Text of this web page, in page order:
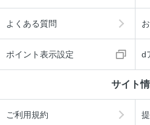
よくある質問
ポイント表示設定 d
サイト
ご利用規約